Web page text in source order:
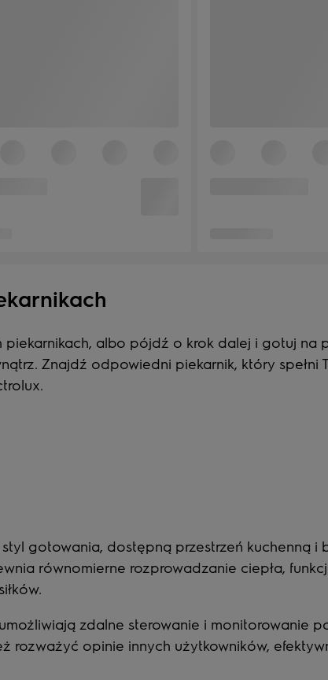
albo pójdź o krok dalej i gotuj na
Znajdź odpowiedni piekarnik, który
.
gotowania, dostępną przestrzeń kuchenną
równomierne rozprowadzanie ciepła,
zdalne sterowanie i monitorowanie
rozważyć opinie innych użytkowników,